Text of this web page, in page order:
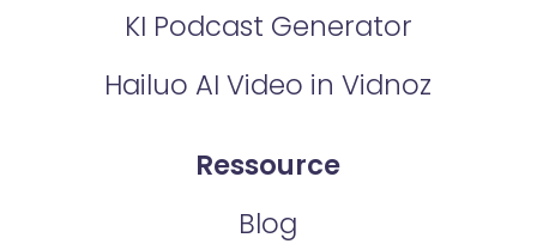
KI Podcast Generator
Hailuo AI Video in Vidnoz
Ressource
Blog